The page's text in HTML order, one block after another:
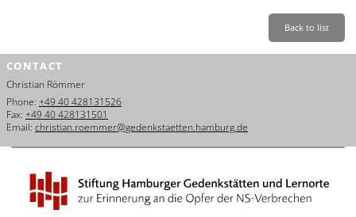
Dansk
Español
Italiano
Back to list
CONTACT
Christian Römmer
Phone: +49 40 428131526
Fax: +49 40 428131501
Email: christian.roemmer@gedenkstaetten.hamburg.de